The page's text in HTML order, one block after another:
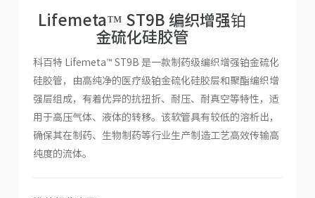
Lifemeta™ ST9B 编织增强铂
金硫化硅胶管
科百特 Lifemeta™ ST9B 是一款制药级编织增强铂金硫化
硅胶管，由高纯净的医疗级铂金硫化硅胶层和聚酯编织增
强层组成，有着优异的抗扭折、耐压、耐真空等特性，适
用于高压气体、液体的转移。该软管具有较低的溶析出，
确保其在制药、生物制药等行业生产制造工艺高效传输高
纯度的流体。